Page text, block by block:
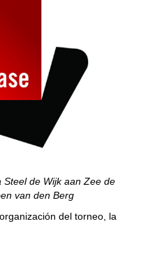
de Wijk aan Zee de
van den Berg
del torneo, la